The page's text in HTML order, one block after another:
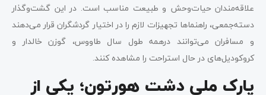
علاقه‌مندان حیات‌وحش و طبیعت مناسب است. در این گشت‌وگذار
دسته‌جمعی، راهنماها تجهیزات لازم را در اختیار گردشگران قرار می‌دهند
و مسافران می‌توانند درهمه طول سال طاووس، گوزن خالدار و
کروکودیل‌های در حال استراحت را مشاهده کنند.
پارک ملی دشت هورتون؛ یکی از